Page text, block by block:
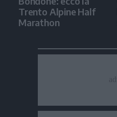
Trento Alpine Half
Marathon